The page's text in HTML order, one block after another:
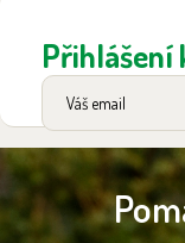
Přihlášení